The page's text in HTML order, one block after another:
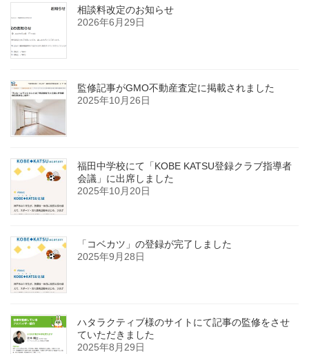
相談料改定のお知らせ
2026年6月29日
監修記事がGMO不動産査定に掲載されました
2025年10月26日
福田中学校にて「KOBE KATSU登録クラブ指導者
会議」に出席しました
2025年10月20日
「コベカツ」の登録が完了しました
2025年9月28日
ハタラクティブ様のサイトにて記事の監修をさせ
ていただきました
2025年8月29日